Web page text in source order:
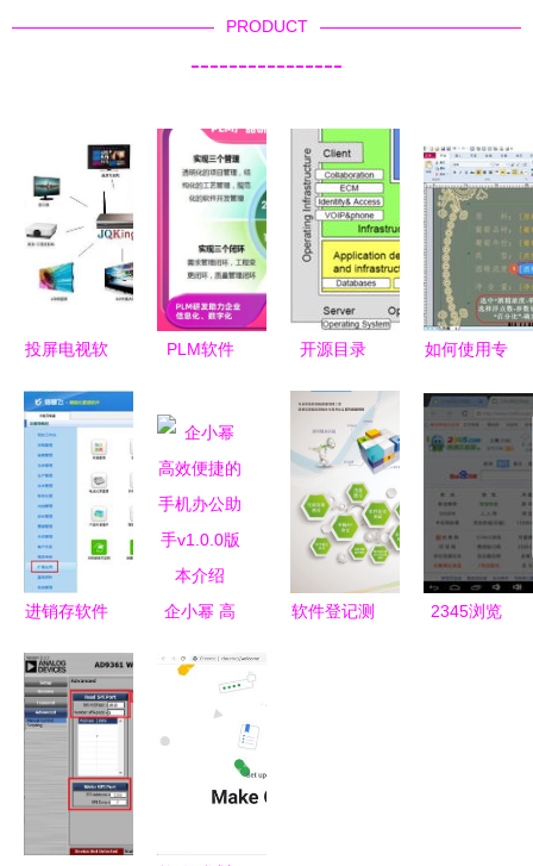
PRODUCT
----------------
投屏电视软
屏与大屏的
智慧桥梁
PLM软件
生命周期的
智能管理平
台与核心厂
开源目录
开源软件的
优势
如何使用专
制作商品条
码与二维码
标签
进销存软件
打印全攻略
操作步骤与
企小幂 高
机办公助手
v1.0.0版本
软件登记测
2345浏览